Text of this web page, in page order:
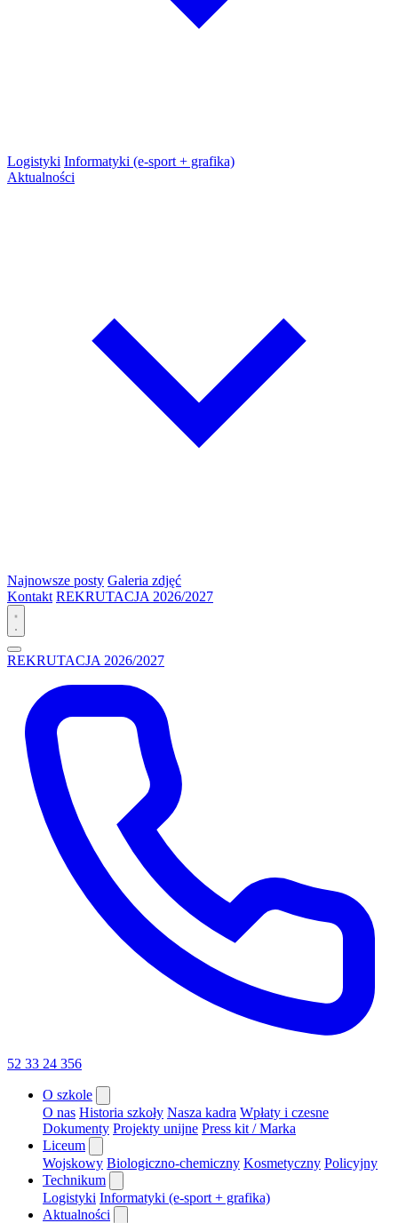
Logistyki Informatyki (e-sport + grafika)
Aktualności
Najnowsze posty Galeria zdjęć
Kontakt REKRUTACJA 2026/2027
REKRUTACJA 2026/2027
52 33 24 356
O szkole
O nas Historia szkoły Nasza kadra Wpłaty i czesne
Dokumenty Projekty unijne Press kit / Marka
Liceum
Wojskowy Biologiczno-chemiczny Kosmetyczny Policyjny
Technikum
Logistyki Informatyki (e-sport + grafika)
Aktualności